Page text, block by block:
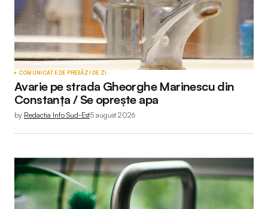
COMUNICATE DE PRESĂZI DE ZI
Avarie pe strada Gheorghe Marinescu din
Constanța / Se oprește apa
by Redactia Info Sud-Est5 august 2026